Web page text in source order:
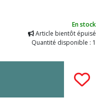
En stock
Article bientôt épuisé
Quantité disponible : 1